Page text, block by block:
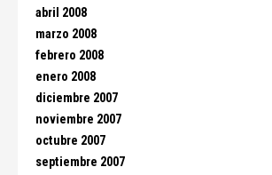
abril 2008
marzo 2008
febrero 2008
enero 2008
diciembre 2007
noviembre 2007
octubre 2007
septiembre 2007